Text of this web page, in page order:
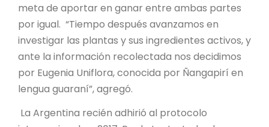
meta de aportar en ganar entre ambas partes
por igual. “Tiempo después avanzamos en
investigar las plantas y sus ingredientes activos, y
ante la información recolectada nos decidimos
por Eugenia Uniflora, conocida por Ñangapirí en
lengua guaraní”, agregó.
La Argentina recién adhirió al protocolo